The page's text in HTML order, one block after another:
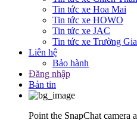
Tin tức xe Hoa Mai
Tin tức xe HOWO
Tin tức xe JAC
Tin tức xe Trường
Liên hệ
Bảo hành
Đăng nhập
Bản tin
Point the SnapChat camera